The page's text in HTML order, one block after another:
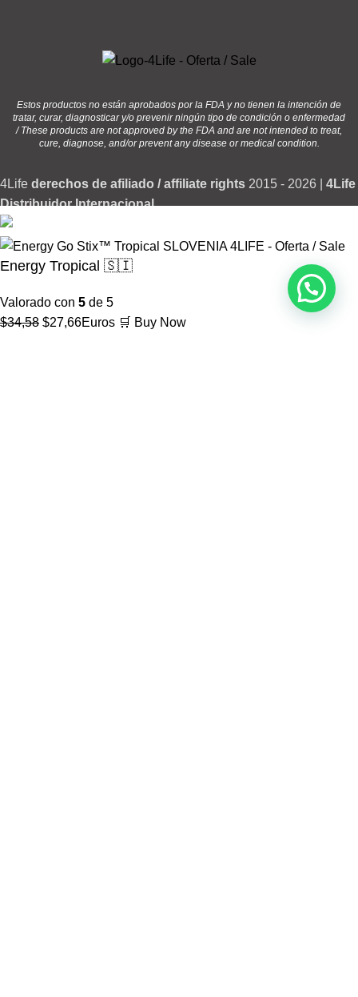
Estos productos no están aprobados por la FDA y no tienen la intención de
tratar, curar, diagnosticar y/o prevenir ningún tipo de condición o enfermedad
/ These products are not approved by the FDA and are not intended to treat,
cure, diagnose, and/or prevent any disease or medical condition.
4Life derechos de afiliado / affiliate rights 2015 - 2026 | 4Life
Distribuidor Internacional
Energy Tropical 🇸🇮
Valorado con 5 de 5
$34,58 El
$27,66El
Euros 🛒 Buy Now